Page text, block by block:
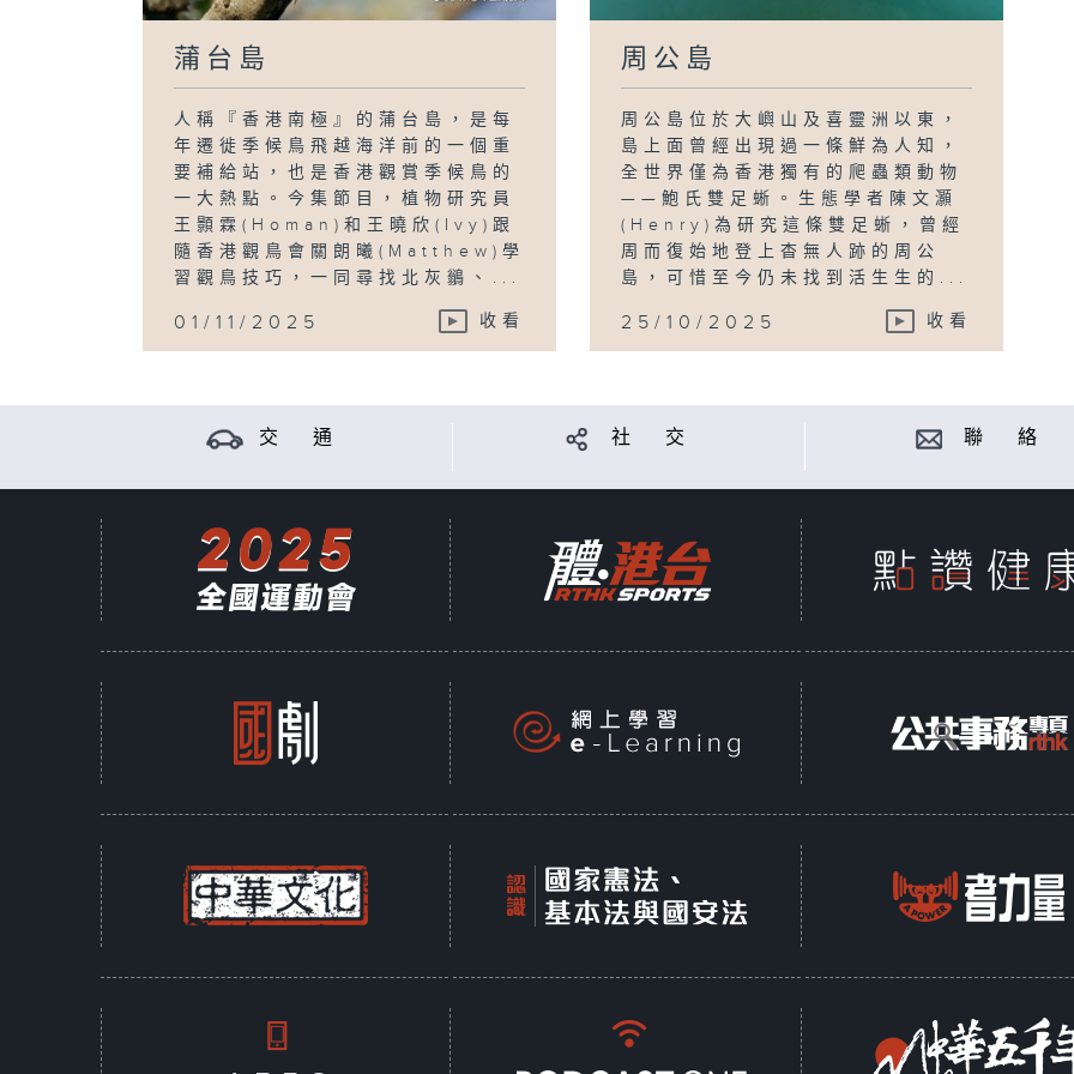
蒲台島
人稱『香港南極』的蒲台島，是每
年遷徙季候鳥飛越海洋前的一個重
要補給站，也是香港觀賞季候鳥的
一大熱點。今集節目，植物研究員
王顥霖(Homan)和王曉欣(Ivy)跟
隨香港觀鳥會關朗曦(Matthew)學
習觀鳥技巧，一同尋找北灰鶲、...
01/11/2025 收看
周公島
周公島位於大嶼山及喜靈洲以東，
島上面曾經出現過一條鮮為人知，
全世界僅為香港獨有的爬蟲類動物
——鮑氏雙足蜥。生態學者陳文灝
(Henry)為研究這條雙足蜥，曾經
周而復始地登上杳無人跡的周公
島，可惜至今仍未找到活生生的...
25/10/2025 收看
交 通 社 交 聯 絡